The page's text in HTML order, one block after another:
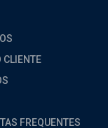
CLIENTE
FREQUENTES